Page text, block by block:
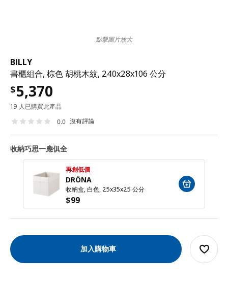
BILLY
書櫃組合, 棕色 胡桃木紋, 240x28x106 公分
$5,370
19 人已購買此產品
0.0 沒有評論
收納巧思一應俱全
再創低價
DRÖNA
收納盒, 白色, 25x35x25 公分
$99
加入購物車
點擊圖片放大